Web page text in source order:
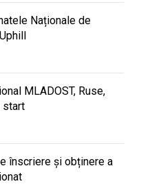
Naționale de
MLADOST, Ruse,
start
înscriere și obținere a